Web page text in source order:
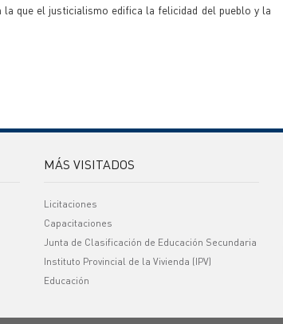
que el justicialismo edifica la felicidad del pueblo y la
MÁS VISITADOS
Licitaciones
Capacitaciones
Junta de Clasificación de Educación Secundaria
Instituto Provincial de la Vivienda (IPV)
Educación